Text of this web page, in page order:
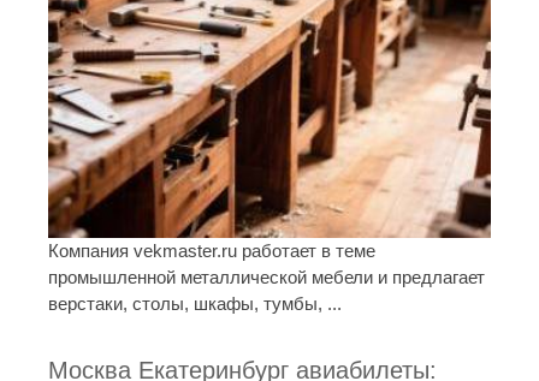
Компания vekmaster.ru работает в теме
промышленной металлической мебели и предлагает
верстаки, столы, шкафы, тумбы, ...
Москва Екатеринбург авиабилеты: